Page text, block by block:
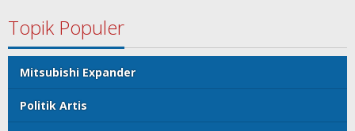
Topik Populer
Mitsubishi Expander
Politik Artis